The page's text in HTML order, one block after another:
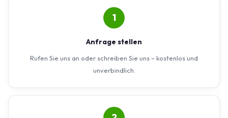
1
Anfrage stellen
Rufen Sie uns an oder schreiben Sie uns – kostenlos und
unverbindlich.